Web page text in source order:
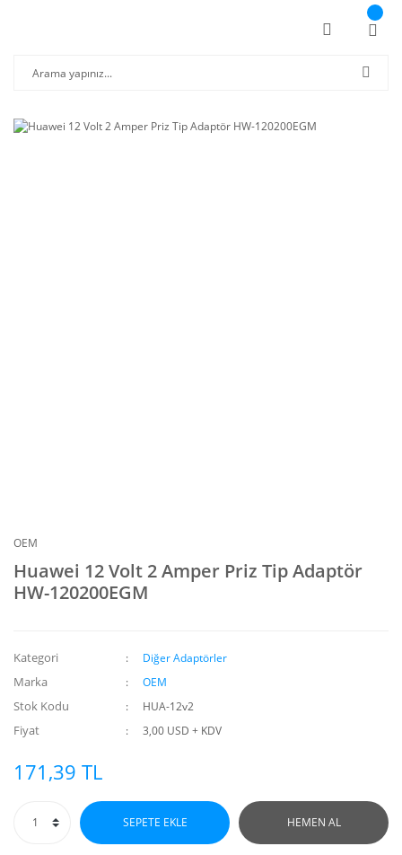
OEM
Huawei 12 Volt 2 Amper Priz Tip Adaptör
HW-120200EGM
Kategori Diğer Adaptörler
Marka OEM
Stok Kodu HUA-12v2
Fiyat 3,00 USD + KDV
171,39 TL
SEPETE EKLE HEMEN AL